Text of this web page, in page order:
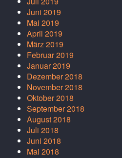
Juni 2019
Mai 2019
April 2019
März 2019
Februar 2019
Januar 2019
Dezember 2018
November 2018
Oktober 2018
September 2018
August 2018
Juli 2018
Juni 2018
Mai 2018